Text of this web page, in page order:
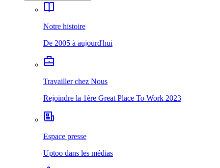
Notre histoire
De 2005 à aujourd'hui
Travailler chez Nous
Rejoindre la 1ère Great Place To Work 2023
Espace presse
Uptoo dans les médias